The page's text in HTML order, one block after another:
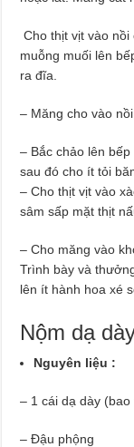
Cho thịt vịt vào
muỗng muối lên
ra đĩa.
– Măng cho vào
– Bắc chảo lên
sau đó cho ít tỏi
– Cho thịt vịt vào
sâm sấp mặt thịt
– Cho măng vào
Trình bày và
lên ít hành hoa xé
Nộm dạ
Nguyên liệu :
– 1 cái dạ dày (bao
– Đậu phộng